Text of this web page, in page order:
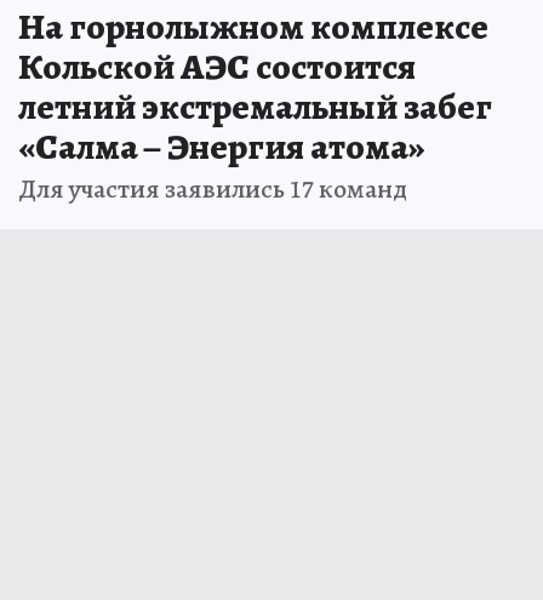
На горнолыжном комплексе
Кольской АЭС состоится
летний экстремальный забег
«Салма – Энергия атома»
Для участия заявились 17 команд